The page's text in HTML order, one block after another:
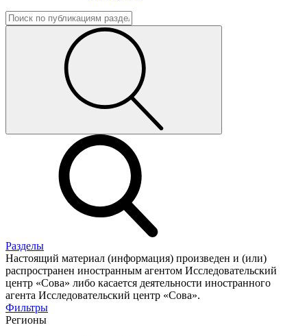
Разделы
Настоящий материал (информация) произведен и (или)
распространен иностранным агентом Исследовательский
центр «Сова» либо касается деятельности иностранного
агента Исследовательский центр «Сова».
Фильтры
Регионы